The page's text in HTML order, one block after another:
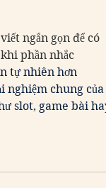
ngắn gọn để có
phần nhắc
tự nhiên hơn
nghiệm chung của
slot, game bài